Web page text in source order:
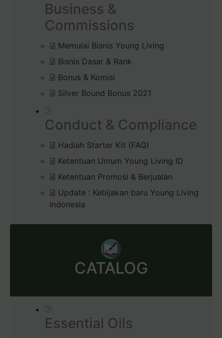
Business &
Commissions
Memulai Bisnis Young Living
Bisnis Dasar & Rank
Bonus & Komisi
Silver Bound Bonus 2021
Conduct & Compliance
Hadiah Starter Kit (FAQ)
Ketentuan Umum Young Living ID
Ketentuan Promosi & Berjualan
Update : Kebijakan baru Young Living
Indonesia
CATALOG
Essential Oils